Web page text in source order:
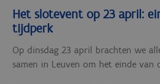
Het slotevent op 23 april:
tijdperk
Op dinsdag 23 april brachten we
samen in Leuven om het einde van